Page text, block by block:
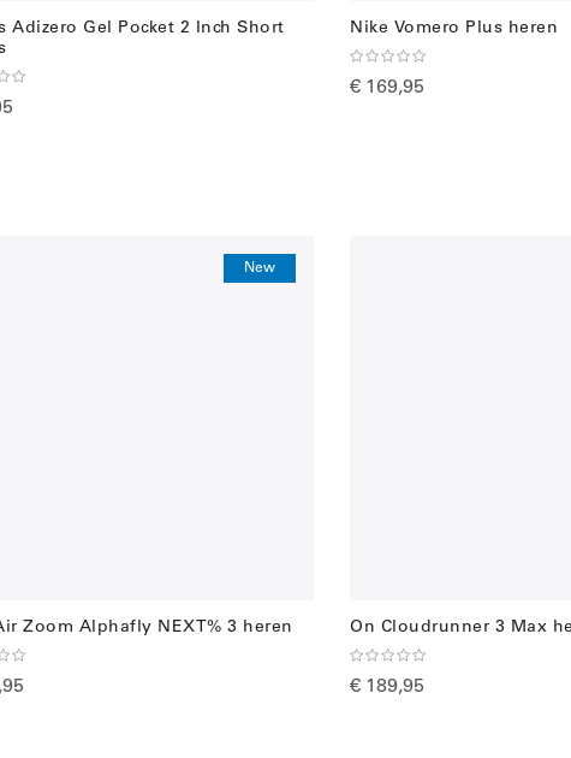
Adizero Gel Pocket 2 Inch Short
Nike Vomero Plus heren
€ 169,95
New
Zoom Alphafly NEXT% 3 heren On Cloudrunner 3 Max
€ 189,95